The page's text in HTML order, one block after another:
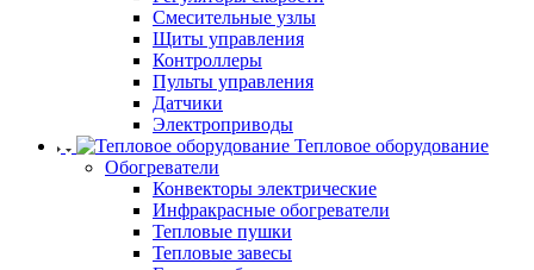
Смесительные узлы
Щиты управления
Контроллеры
Пульты управления
Датчики
Электроприводы
Тепловое оборудование
Обогреватели
Конвекторы электрические
Инфракрасные обогреватели
Тепловые пушки
Тепловые завесы